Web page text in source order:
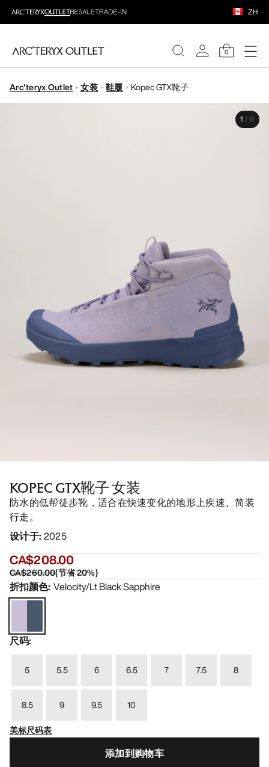
ZH
0
女装
Arc'teryx Outlet 女装 鞋履 Kopec GTX靴子
1 / 6
KOPEC GTX靴子 女装
防水的低帮徒步靴，适合在快速变化的地形上疾速、简装
行走。
设计于: 2025
CA$208.00
CA$260.00(节省20%)
折扣颜色: Velocity/Lt Black Sapphire
尺码:
5 5.5 6 6.5 7 7.5 8
8.5 9 9.5
10
美标尺码表
添加到购物车